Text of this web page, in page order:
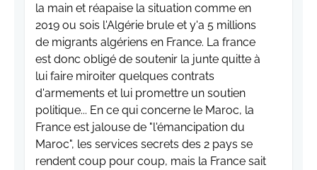
la main et réapaise la situation comme en
2019 ou sois l'Algérie brule et y'a 5 millions
de migrants algériens en France. La france
est donc obligé de soutenir la junte quitte à
lui faire miroiter quelques contrats
d'armements et lui promettre un soutien
politique... En ce qui concerne le Maroc, la
France est jalouse de "l'émancipation du
Maroc", les services secrets des 2 pays se
rendent coup pour coup, mais la France sait